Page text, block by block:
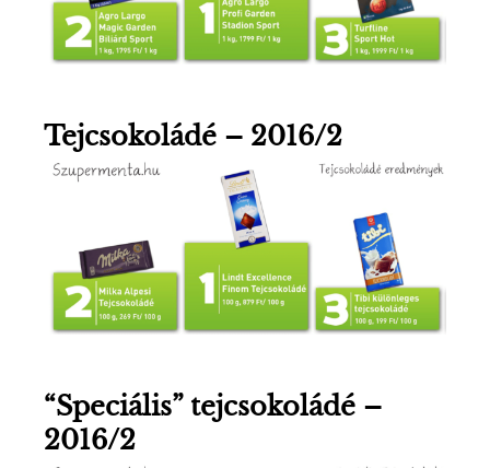
Tejcsokoládé – 2016/2
“Speciális” tejcsokoládé –
2016/2